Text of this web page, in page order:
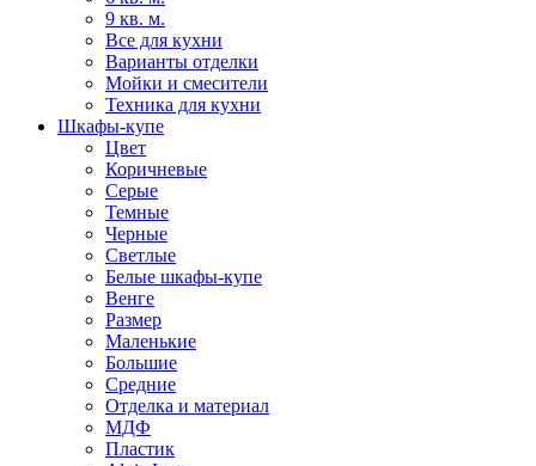
9 кв. м.
Все для кухни
Варианты отделки
Мойки и смесители
Техника для кухни
Шкафы-купе
Цвет
Коричневые
Серые
Темные
Черные
Светлые
Белые шкафы-купе
Венге
Размер
Маленькие
Большие
Средние
Отделка и материал
МДФ
Пластик